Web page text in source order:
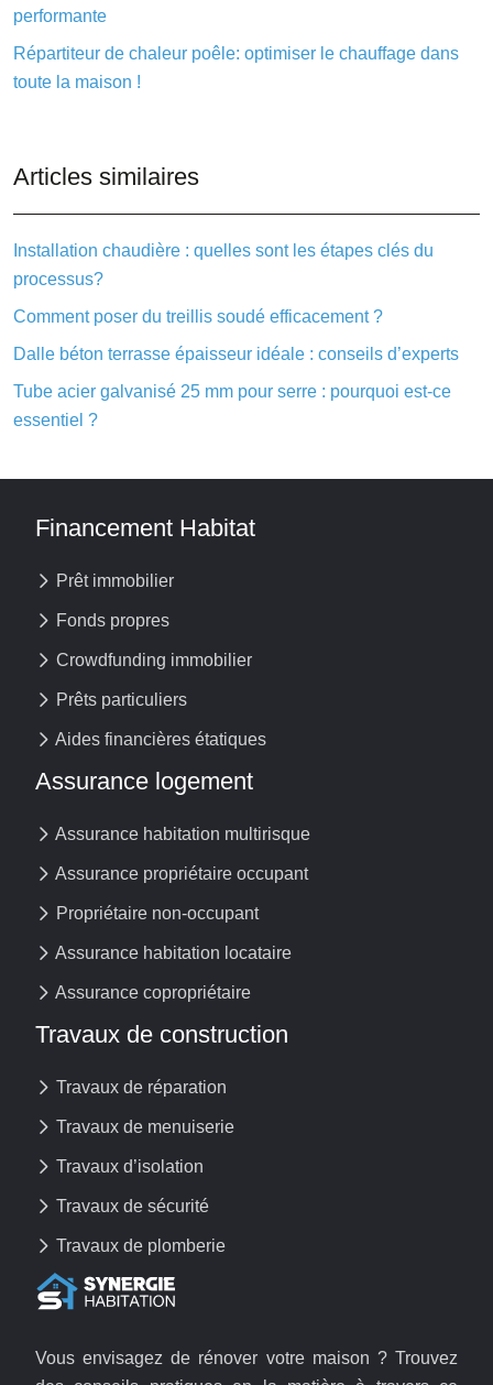
performante
Répartiteur de chaleur poêle: optimiser le chauffage dans
toute la maison !
Articles similaires
Installation chaudière : quelles sont les étapes clés du
processus?
Comment poser du treillis soudé efficacement ?
Dalle béton terrasse épaisseur idéale : conseils d’experts
Tube acier galvanisé 25 mm pour serre : pourquoi est-ce
essentiel ?
Financement Habitat
Prêt immobilier
Fonds propres
Crowdfunding immobilier
Prêts particuliers
Aides financières étatiques
Assurance logement
Assurance habitation multirisque
Assurance propriétaire occupant
Propriétaire non-occupant
Assurance habitation locataire
Assurance copropriétaire
Travaux de construction
Travaux de réparation
Travaux de menuiserie
Travaux d’isolation
Travaux de sécurité
Travaux de plomberie
Vous envisagez de rénover votre maison ? Trouvez